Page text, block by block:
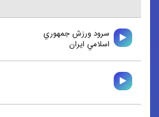
سرود ورزش جمهوري
اسلامي ايران